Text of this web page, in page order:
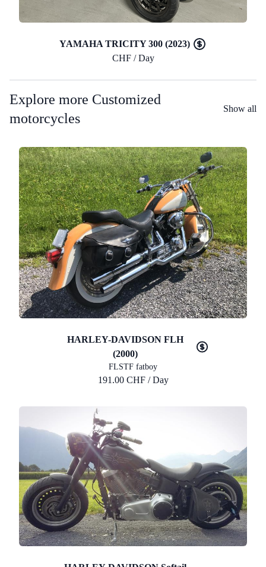
YAMAHA TRICITY 300 (2023)
CHF / Day
Explore more Customized
motorcycles
Show all
HARLEY-DAVIDSON FLH
(2000)
FLSTF fatboy
191.00 CHF / Day